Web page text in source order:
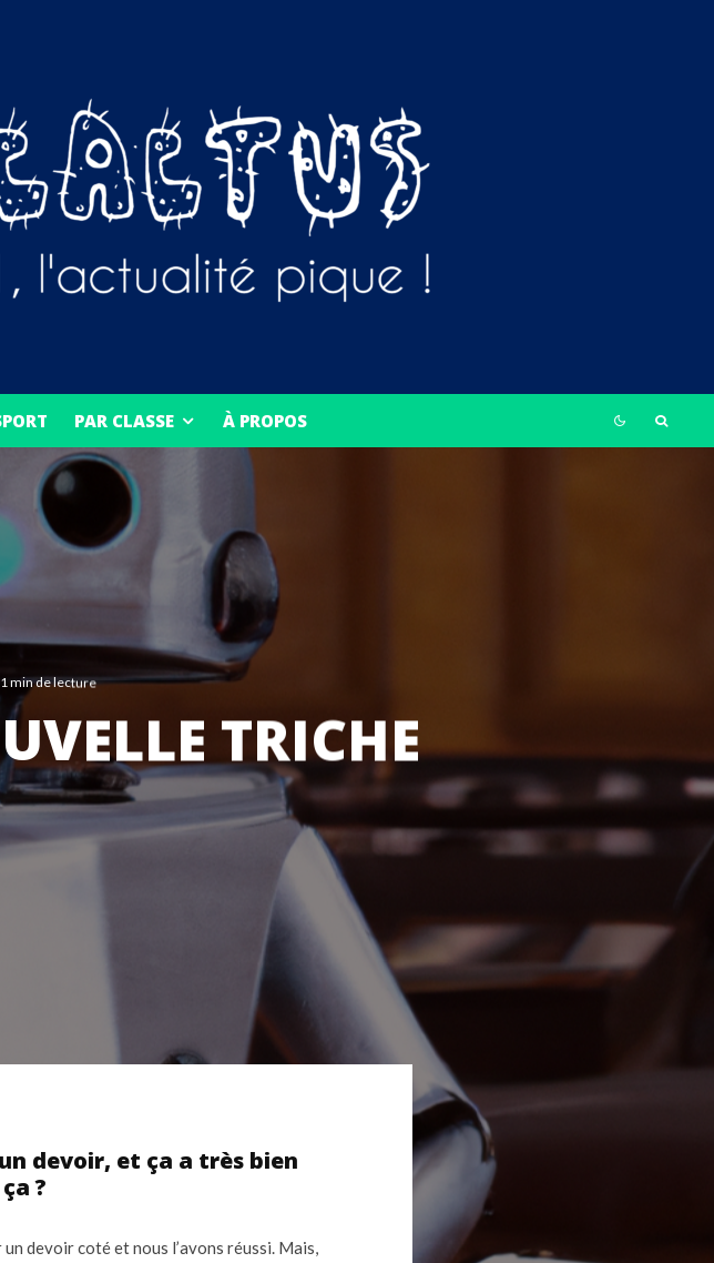
PAR CLASSE À PROPOS
1 min de lecture
TRICHE
devoir, et ça a très bien
?
devoir coté et nous l’avons réussi. Mais,